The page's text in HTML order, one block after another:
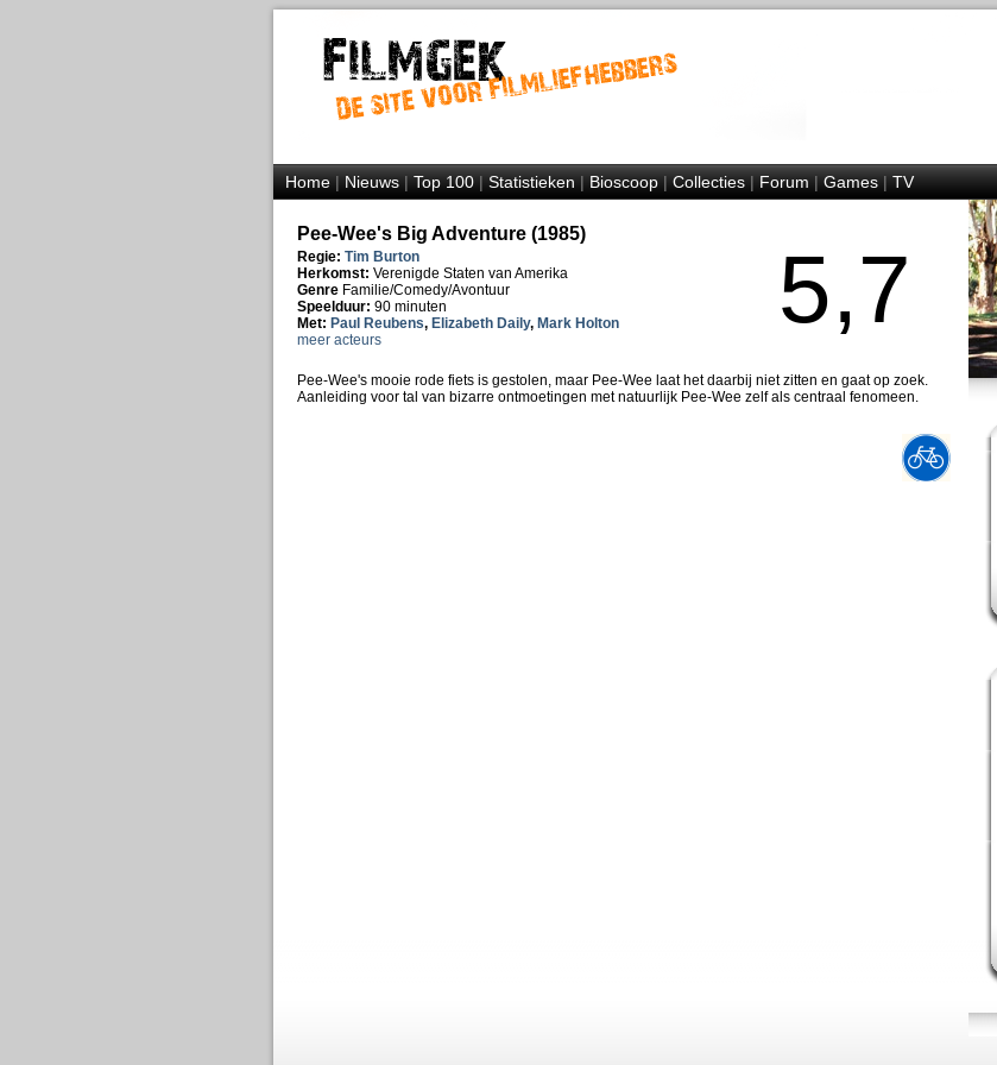
Home|Nieuws|Top 100|Statistieken|Bioscoop|Collecties|Forum|Games|TV
Pee-Wee's Big Adventure (1985)
Regie: Tim Burton
Herkomst: Verenigde Staten van Amerika
Genre Familie/Comedy/Avontuur
Speelduur: 90 minuten
Met: Paul Reubens, Elizabeth Daily, Mark Holton
meer acteurs
5,7
Pee-Wee's mooie rode fiets is gestolen, maar Pee-Wee laat het daarbij niet zitten en gaat op zoek.
Aanleiding voor tal van bizarre ontmoetingen met natuurlijk Pee-Wee zelf als centraal fenomeen.